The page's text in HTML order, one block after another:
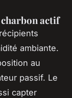
charbon actif
ambiante.
au
passif. Le
capter